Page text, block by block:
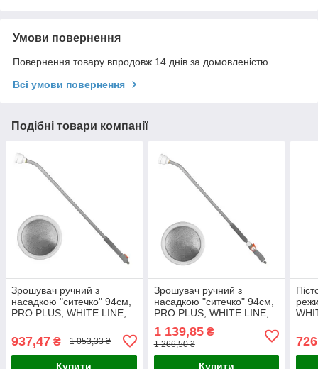
Умови повернення
Повернення товару впродовж 14 днів за домовленістю
Всі умови повернення
Подібні товари компанії
Зрошувач ручний з
насадкою "ситечко" 94см,
PRO PLUS, WHITE LINE,
937,47 ₴ 1 053,33 ₴
Купити
Зрошувач ручний з
насадкою "ситечко" 94см,
PRO PLUS, WHITE LINE,
1 139,85₴
1 266,50 ₴
Купити